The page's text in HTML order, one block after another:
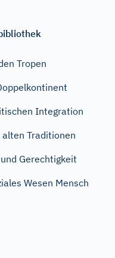
Tropen
Integration
Traditionen
Gerechtigkeit
Wesen Mensch